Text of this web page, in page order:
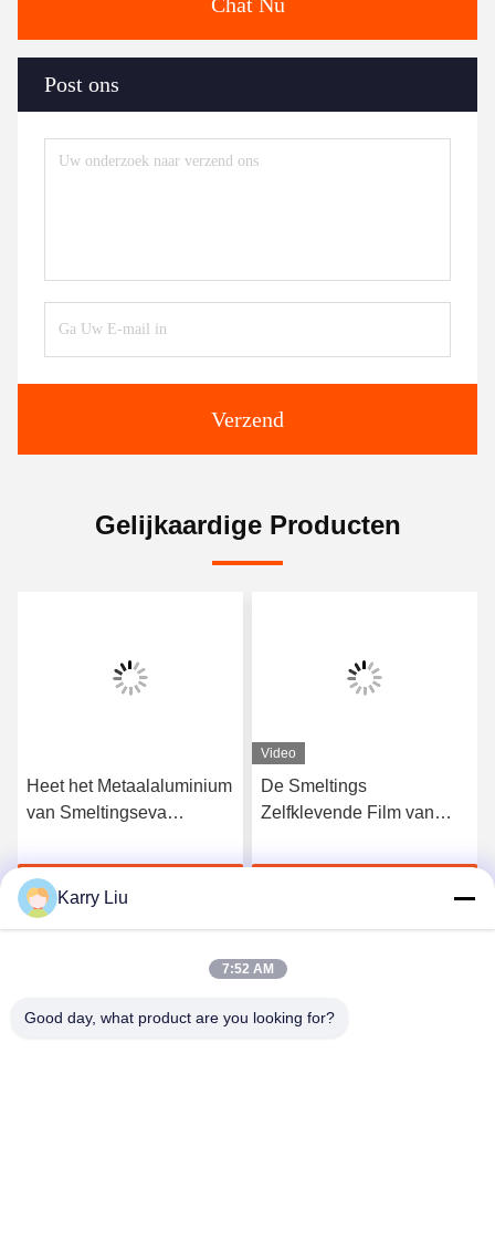
Post ons
Verzend
Gelijkaardige Producten
Heet het Metaalaluminium
van Smeltingseva
embroidery
Krijg Beste Prijs
Video
De Smeltings
Zelfklevende Film van
double sided tape hot voor
Karry Liu
7:52 AM
Good day, what product are you looking for?